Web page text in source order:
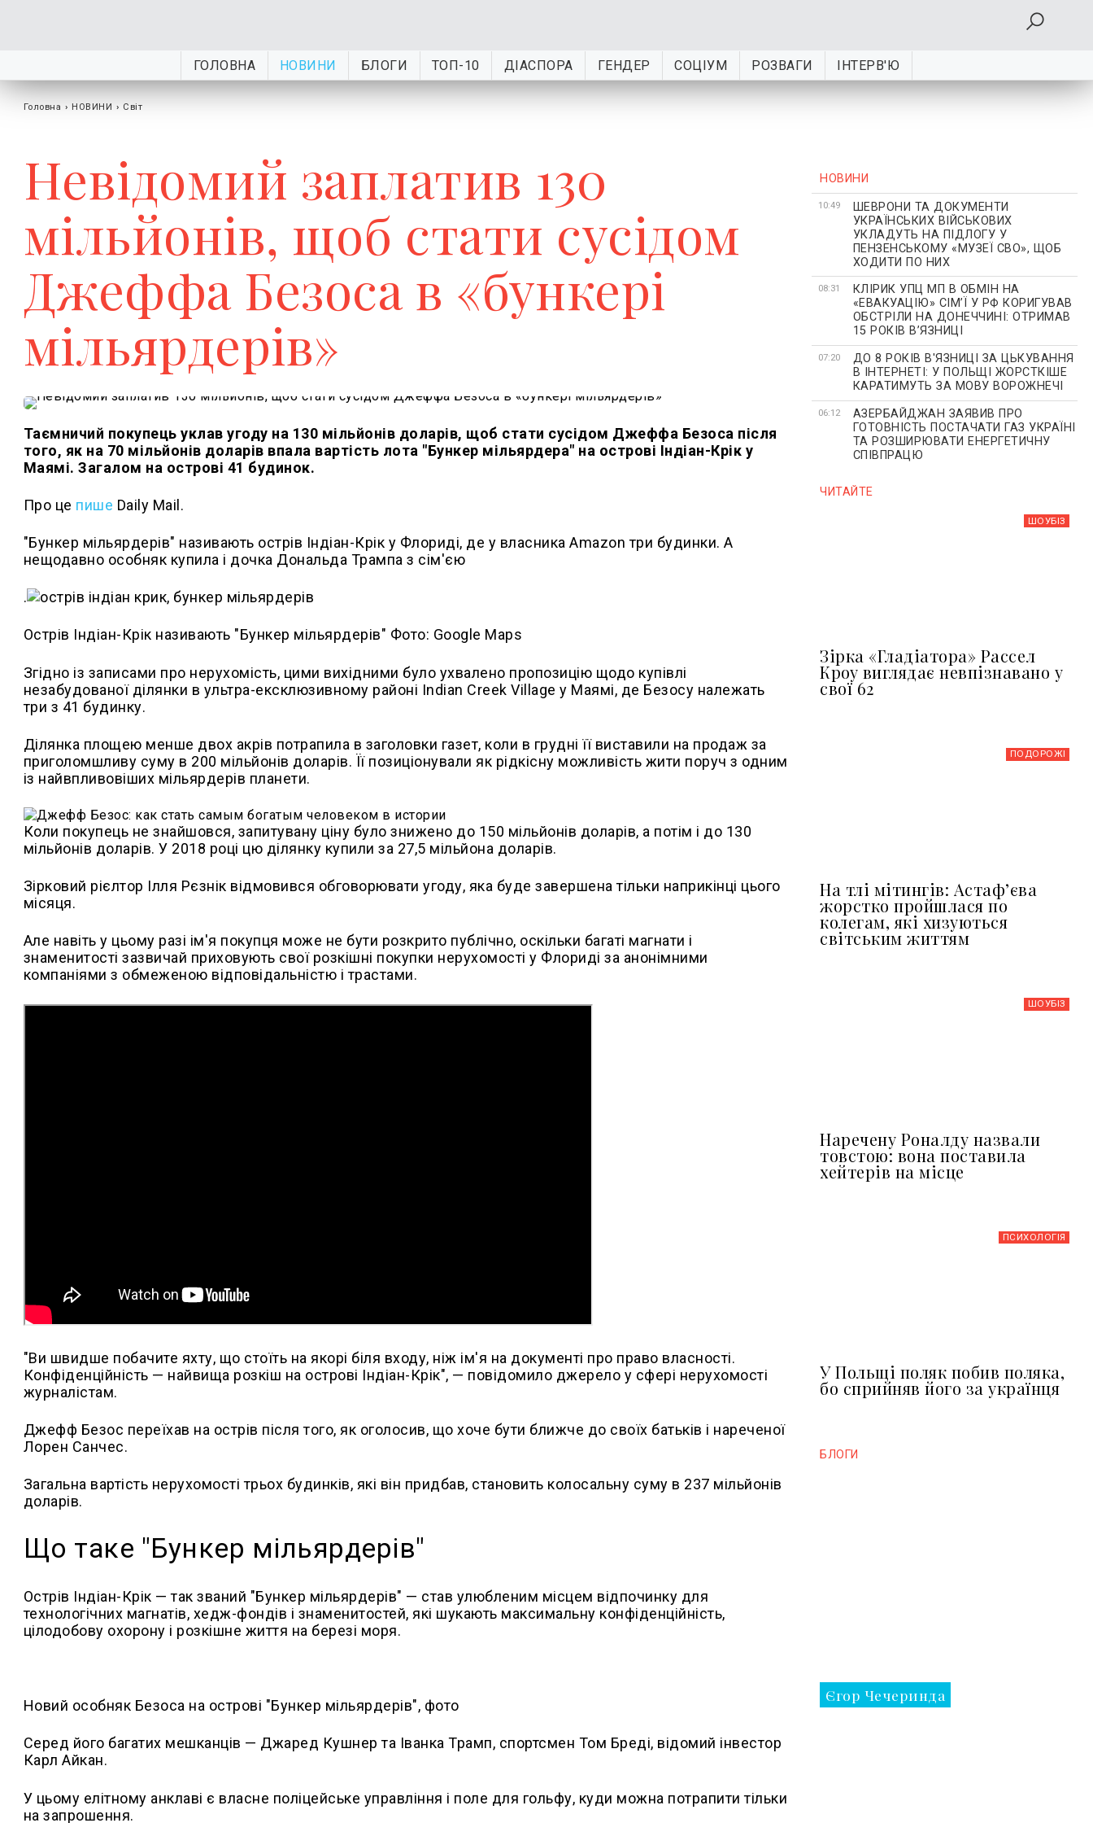
ГОЛОВНА НОВИНИ БЛОГИ ТОП-10 ДІАСПОРА ГЕНДЕР СОЦІУМ РОЗВАГИ ІНТЕРВ'Ю
Головна › НОВИНИ › Світ
Невідомий заплатив 130
мільйонів, щоб стати сусідом
Джеффа Безоса в «бункері
мільярдерів»
Таємничий покупець уклав угоду на 130 мільйонів доларів, щоб стати сусідом Джеффа Безоса після
того, як на 70 мільйонів доларів впала вартість лота "Бункер мільярдера" на острові Індіан-Крік у
Маямі. Загалом на острові 41 будинок.
Про це пише Daily Mail.
"Бункер мільярдерів" називають острів Індіан-Крік у Флориді, де у власника Amazon три будинки. А
нещодавно особняк купила і дочка Дональда Трампа з сім'єю
.
Острів Індіан-Крік називають "Бункер мільярдерів" Фото: Google Maps
Згідно із записами про нерухомість, цими вихідними було ухвалено пропозицію щодо купівлі
незабудованої ділянки в ультра-ексклюзивному районі Indian Creek Village у Маямі, де Безосу належать
три з 41 будинку.
Ділянка площею менше двох акрів потрапила в заголовки газет, коли в грудні її виставили на продаж за
приголомшливу суму в 200 мільйонів доларів. Її позиціонували як рідкісну можливість жити поруч з одним
із найвпливовіших мільярдерів планети.
Коли покупець не знайшовся, запитувану ціну було знижено до 150 мільйонів доларів, а потім і до 130
мільйонів доларів. У 2018 році цю ділянку купили за 27,5 мільйона доларів.
Зірковий рієлтор Ілля Рєзнік відмовився обговорювати угоду, яка буде завершена тільки наприкінці цього
місяця.
Але навіть у цьому разі ім'я покупця може не бути розкрито публічно, оскільки багаті магнати і
знаменитості зазвичай приховують свої розкішні покупки нерухомості у Флориді за анонімними
компаніями з обмеженою відповідальністю і трастами.
"Ви швидше побачите яхту, що стоїть на якорі біля входу, ніж ім'я на документі про право власності.
Конфіденційність — найвища розкіш на острові Індіан-Крік", — повідомило джерело у сфері нерухомості
журналістам.
Джефф Безос переїхав на острів після того, як оголосив, що хоче бути ближче до своїх батьків і нареченої
Лорен Санчес.
Загальна вартість нерухомості трьох будинків, які він придбав, становить колосальну суму в 237 мільйонів
доларів.
Що таке "Бункер мільярдерів"
Острів Індіан-Крік — так званий "Бункер мільярдерів" — став улюбленим місцем відпочинку для
технологічних магнатів, хедж-фондів і знаменитостей, які шукають максимальну конфіденційність,
цілодобову охорону і розкішне життя на березі моря.
Новий особняк Безоса на острові "Бункер мільярдерів", фото
Серед його багатих мешканців — Джаред Кушнер та Іванка Трамп, спортсмен Том Бреді, відомий інвестор
Карл Айкан.
У цьому елітному анклаві є власне поліцейське управління і поле для гольфу, куди можна потрапити тільки
на запрошення.
НОВИНИ
10:49
ШЕВРОНИ ТА ДОКУМЕНТИ
УКРАЇНСЬКИХ ВІЙСЬКОВИХ
УКЛАДУТЬ НА ПІДЛОГУ У
ПЕНЗЕНСЬКОМУ «МУЗЕЇ СВО», ЩОБ
ХОДИТИ ПО НИХ
08:31
КЛІРИК УПЦ МП В ОБМІН НА
«ЕВАКУАЦІЮ» СІМʼЇ У РФ КОРИГУВАВ
ОБСТРІЛИ НА ДОНЕЧЧИНІ: ОТРИМАВ
15 РОКІВ ВʼЯЗНИЦІ
07:20
ДО 8 РОКІВ В'ЯЗНИЦІ ЗА ЦЬКУВАННЯ
В ІНТЕРНЕТІ: У ПОЛЬЩІ ЖОРСТКІШЕ
КАРАТИМУТЬ ЗА МОВУ ВОРОЖНЕЧІ
06:12
АЗЕРБАЙДЖАН ЗАЯВИВ ПРО
ГОТОВНІСТЬ ПОСТАЧАТИ ГАЗ УКРАЇНІ
ТА РОЗШИРЮВАТИ ЕНЕРГЕТИЧНУ
СПІВПРАЦЮ
ЧИТАЙТЕ
ШОУБIЗ
Зірка «Гладіатора» Рассел
Кроу виглядає невпізнавано у
свої 62
ПОДОРОЖІ
На тлі мітингів: Астафʼєва
жорстко пройшлася по
колегам, які хизуються
світським життям
ШОУБIЗ
Наречену Роналду назвали
товстою: вона поставила
хейтерів на місце
ПСИХОЛОГІЯ
У Польщі поляк побив поляка,
бо сприйняв його за українця
БЛОГИ
Єгор Чечеринда